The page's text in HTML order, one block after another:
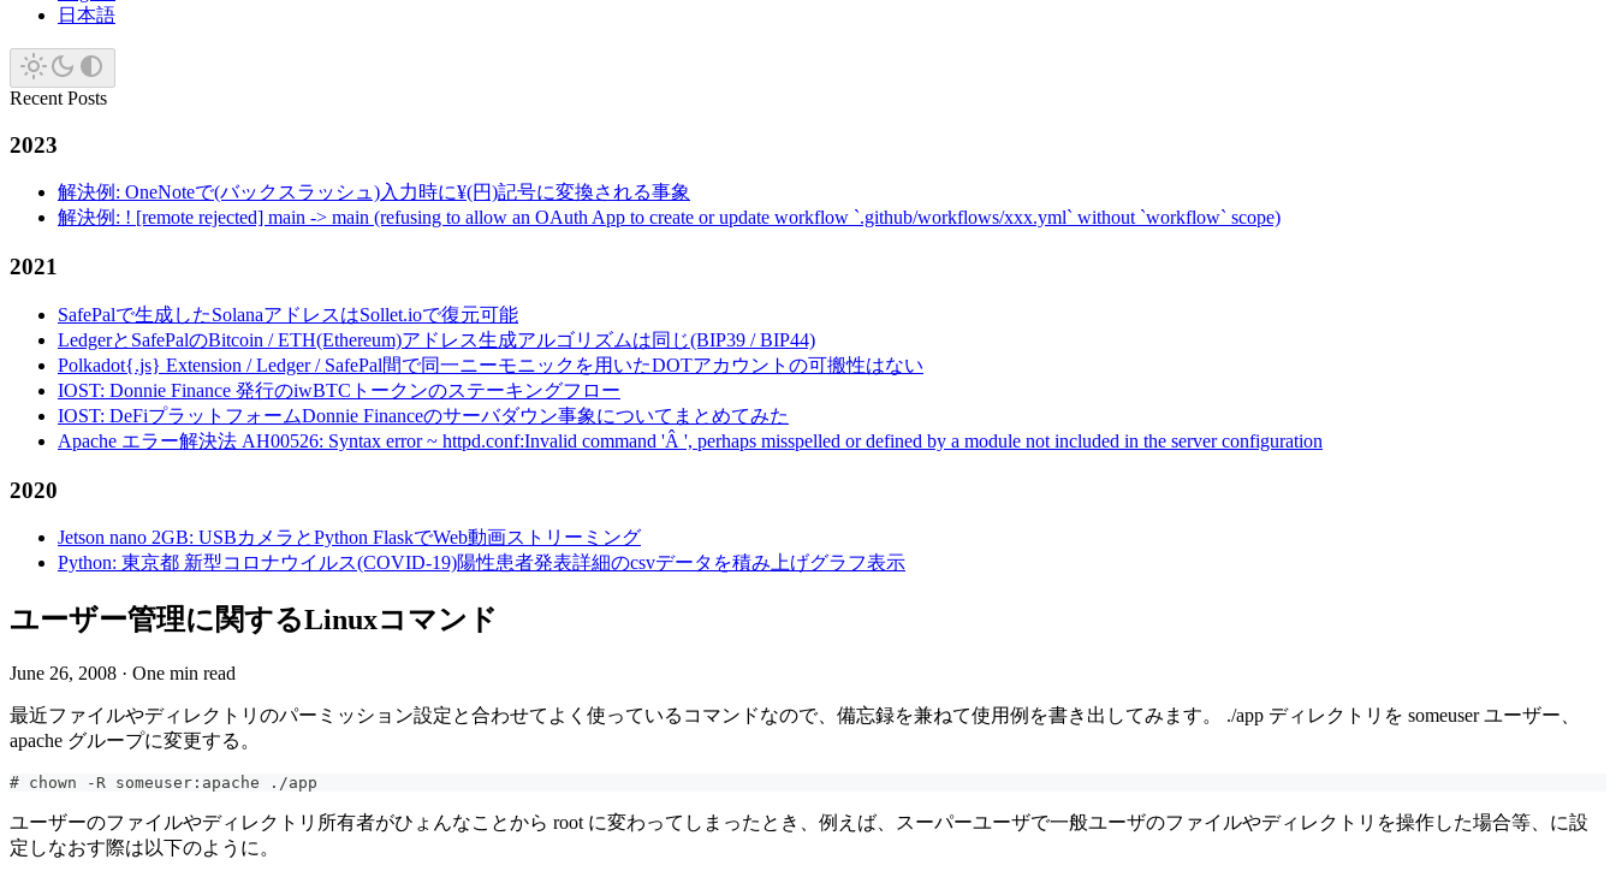
日本語
Recent Posts
2023
解決例: OneNoteで(バックスラッシュ)入力時に¥(円)記号に変換される事象
解決例: ! [remote rejected] main -> main (refusing to allow an OAuth App to create or update workflow `.github/workflows/xxx.yml` without `workflow` scope)
2021
SafePalで生成したSolanaアドレスはSollet.ioで復元可能
LedgerとSafePalのBitcoin / ETH(Ethereum)アドレス生成アルゴリズムは同じ(BIP39 / BIP44)
Polkadot{.js} Extension / Ledger / SafePal間で同一ニーモニックを用いたDOTアカウントの可搬性はない
IOST: Donnie Finance 発行のiwBTCトークンのステーキングフロー
IOST: DeFiプラットフォームDonnie Financeのサーバダウン事象についてまとめてみた
Apache エラー解決法 AH00526: Syntax error ~ httpd.conf:Invalid command 'Â ', perhaps misspelled or defined by a module not included in the server configuration
2020
Jetson nano 2GB: USBカメラとPython FlaskでWeb動画ストリーミング
Python: 東京都 新型コロナウイルス(COVID-19)陽性患者発表詳細のcsvデータを積み上げグラフ表示
ユーザー管理に関するLinuxコマンド
June 26, 2008 · One min read
最近ファイルやディレクトリのパーミッション設定と合わせてよく使っているコマンドなので、備忘録を兼ねて使用例を書き出してみます。 ./app ディレクトリを someuser ユーザー、
apache グループに変更する。
# chown -R someuser:apache ./app
ユーザーのファイルやディレクトリ所有者がひょんなことから root に変わってしまったとき、例えば、スーパーユーザで一般ユーザのファイルやディレクトリを操作した場合等、に設
定しなおす際は以下のように。